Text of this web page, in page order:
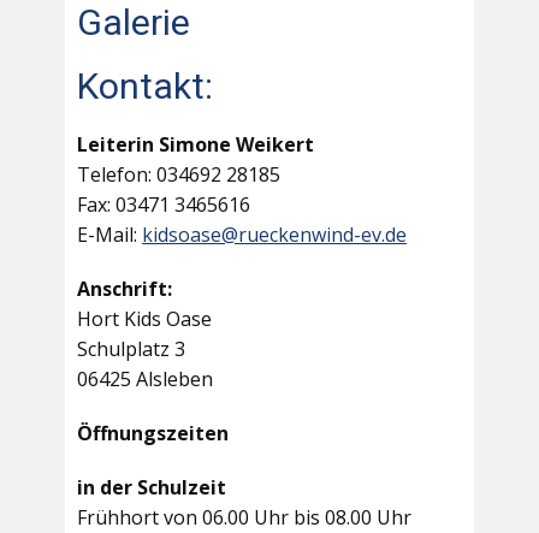
Galerie
Kontakt:
Leiterin Simone Weikert
Telefon: 034692 28185
Fax: 03471 3465616
E-Mail: kidsoase@rueckenwind-ev.de
Anschrift:
Hort Kids Oase
Schulplatz 3
06425 Alsleben
Öffnungszeiten
in der Schulzeit
Frühhort von 06.00 Uhr bis 08.00 Uhr